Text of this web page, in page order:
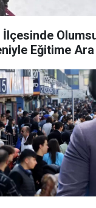
İlçesinde
Koşulları Nedeniyle